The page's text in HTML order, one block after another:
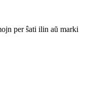
per ŝati ilin aŭ marki